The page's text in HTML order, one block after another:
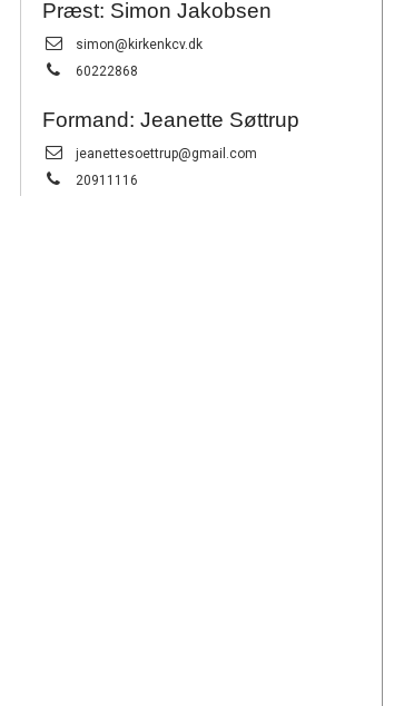
Præst: Simon Jakobsen
Send
email:
simon@kirkenkcv.dk
Tlf.:
60222868
Formand: Jeanette Søttrup
Send
email:
jeanettesoettrup@gmail.com
Tlf.:
20911116